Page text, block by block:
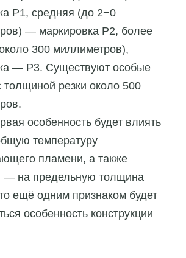
P1, средняя (до 2−0
— маркировка P2, более
300 миллиметров),
— P3. Существуют особые
толщиной резки около 500
особенность будет влиять
температуру
пламени, а также
— на предельную толщина
ещё одним признаком будет
особенность конструкции